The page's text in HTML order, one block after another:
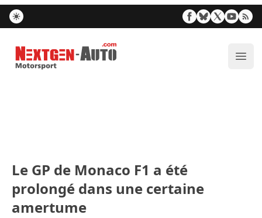
Nextgen-Auto.com
Le GP de Monaco F1 a été
prolongé dans une certaine
amertume